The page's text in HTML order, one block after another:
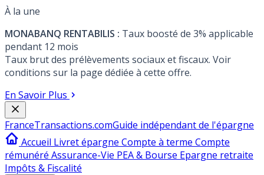
À la une
MONABANQ RENTABILIS : Taux boosté de 3% applicable
pendant 12 mois
Taux brut des prélèvements sociaux et fiscaux. Voir
conditions sur la page dédiée à cette offre.
En Savoir Plus
FranceTransactions.comGuide indépendant de l'épargne
Accueil Livret épargne Compte à terme Compte
rémunéré Assurance-Vie PEA & Bourse Epargne retraite
Impôts & Fiscalité